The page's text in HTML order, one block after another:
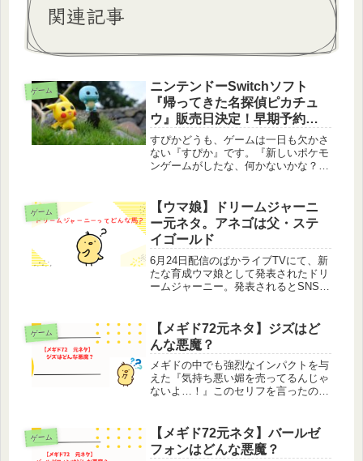
関連記事
ゲーム
ニンテンドーSwitchソフト
『帰ってきた名探偵ピカチュ
ウ』販売日決定！早期予約特
典も
すぴかどうも、ゲームは一日も欠かさ
ない『すぴか』です。『新しいポケモ
ンゲームがしたな、何かないかな？』
天堂Switch新作ソフト『帰ってきた名
探偵ピカチュウ』の発売...
ゲーム
【ウマ娘】ドリームジャーニ
ー元ネタ。アネゴは父・ステ
イゴールド
6月24日配信のぱかライブTVにて、新
たな育成ウマ娘として発表されたドリ
ームジャーニー。発表されるとSNS上
を知った人からしたら一体どんなウマ
娘なのか？と疑問に思ったでしょ...
ゲーム
【メギド72元ネタ】ジズはど
んな悪魔？
メギドの中でも強烈なインパクトを与
えた『気持ち悪い媚を売ってるんじゃ
ないよ…！』このセリフを言ったので
は、第一回メギドミー賞ＮＰＣ賞（女
性編）にノミネートし、2019年エイ...
ゲーム
【メギド72元ネタ】バールゼ
フォンはどんな悪魔？